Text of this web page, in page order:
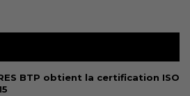
BTP obtient la certification ISO